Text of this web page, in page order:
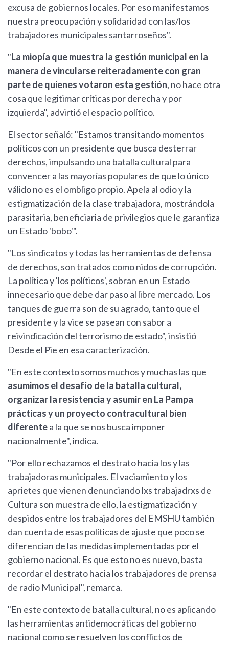
excusa de gobiernos locales. Por eso manifestamos
nuestra preocupación y solidaridad con las/los
trabajadores municipales santarroseños".
"La miopía que muestra la gestión municipal en la
manera de vincularse reiteradamente con gran
parte de quienes votaron esta gestión, no hace otra
cosa que legitimar críticas por derecha y por
izquierda", advirtió el espacio político.
El sector señaló: "Estamos transitando momentos
políticos con un presidente que busca desterrar
derechos, impulsando una batalla cultural para
convencer a las mayorías populares de que lo único
válido no es el ombligo propio. Apela al odio y la
estigmatización de la clase trabajadora, mostrándola
parasitaria, beneficiaria de privilegios que le garantiza
un Estado 'bobo'".
"Los sindicatos y todas las herramientas de defensa
de derechos, son tratados como nidos de corrupción.
La política y 'los políticos', sobran en un Estado
innecesario que debe dar paso al libre mercado. Los
tanques de guerra son de su agrado, tanto que el
presidente y la vice se pasean con sabor a
reivindicación del terrorismo de estado", insistió
Desde el Pie en esa caracterización.
"En este contexto somos muchos y muchas las que
asumimos el desafío de la batalla cultural,
organizar la resistencia y asumir en La Pampa
prácticas y un proyecto contracultural bien
diferentea la que se nos busca imponer
nacionalmente", indica.
"Por ello rechazamos el destrato hacia los y las
trabajadoras municipales. El vaciamiento y los
aprietes que vienen denunciando lxs trabajadrxs de
Cultura son muestra de ello, la estigmatización y
despidos entre los trabajadores del EMSHU también
dan cuenta de esas políticas de ajuste que poco se
diferencian de las medidas implementadas por el
gobierno nacional. Es que esto no es nuevo, basta
recordar el destrato hacia los trabajadores de prensa
de radio Municipal", remarca.
"En este contexto de batalla cultural, no es aplicando
las herramientas antidemocráticas del gobierno
nacional como se resuelven los conflictos de